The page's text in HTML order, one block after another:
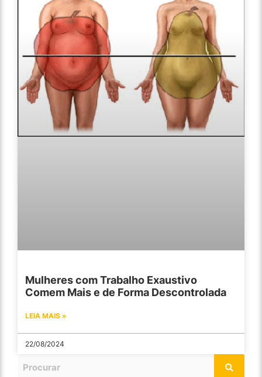
Mulheres com Trabalho Exaustivo
Comem Mais e de Forma Descontrolada
LEIA MAIS »
22/08/2024